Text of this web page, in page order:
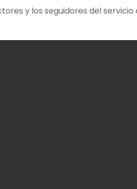
y los seguidores del